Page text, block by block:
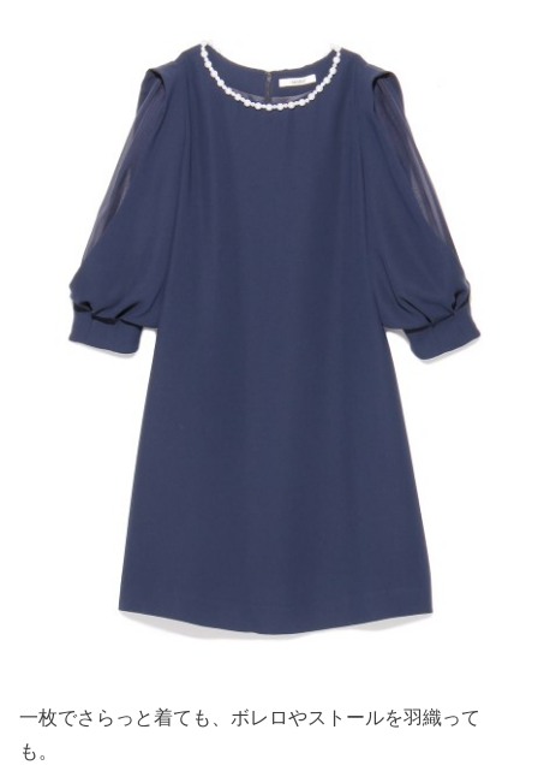
一枚でさらっと着ても、ボレロやストールを羽織って
も。